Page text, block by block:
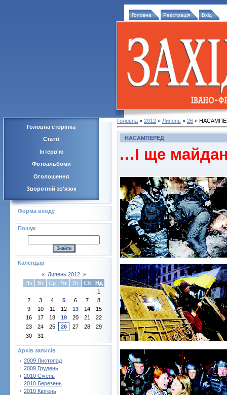
Головна Реєстрація Вхід
Головна сторінка
Статті
Інтерв'ю
Фотоальбоми
Оголошення
Зворотній зв'язок
Форма входу
Пошук
Календар
« Липень 2012 »
Пн
Вт Ср Чт Пт Сб
Нд
1
2
3 4 5 6 7
8
9
10 11 12 13 14
15
16
17 18 19 20 21
22
23
24 25 26 27 28
29
30
31
Архів записів
2009 Листопад
2009 Грудень
2010 Січень
2010 Березень
2010 Квітень
Головна » 2012 » Липень » 26 »
НАСАМПЕРЕД
…І ще